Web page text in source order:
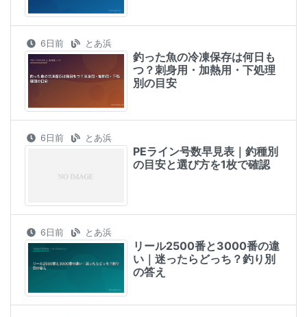
6日前 とあ浜
釣った魚の冷凍保存は何日も
つ？刺身用・加熱用・下処理
別の目安
6日前 とあ浜
PEライン号数早見表｜釣種別
の目安と選び方を1枚で確認
6日前 とあ浜
リール2500番と3000番の違
い｜迷ったらどっち？釣り別
の答え